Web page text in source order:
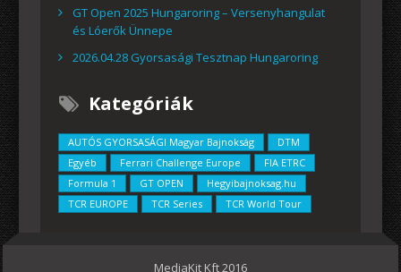
GT Open 2025 Hungaroring – Versenyhangulat
és Lóerők Ünnepe
2026.04.28 Gyorsasági Tesztnap Hungaroring
Kategóriák
AUTÓS GYORSASÁGI Magyar Bajnokság
DTM
Egyéb
Ferrari Challenge Europe
FIA ETRC
Formula 1
GT OPEN
Hegyibajnoksag.hu
TCR EUROPE
TCR Series TCR World Tour
MediaKit Kft 2016